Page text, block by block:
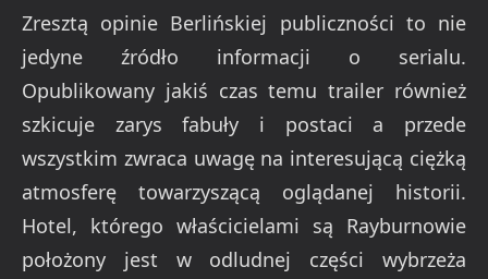
Zresztą opinie Berlińskiej publiczności to nie
jedyne źródło informacji o serialu.
Opublikowany jakiś czas temu trailer również
szkicuje zarys fabuły i postaci a przede
wszystkim zwraca uwagę na interesującą ciężką
atmosferę towarzyszącą oglądanej historii.
Hotel, którego właścicielami są Rayburnowie
położony jest w odludnej części wybrzeża